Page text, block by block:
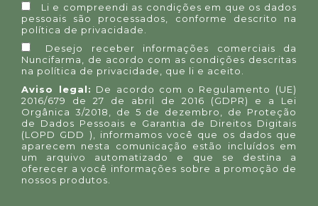
Li e compreendi as condições em que os dados
pessoais são processados, conforme descrito na
política de privacidade
Desejo receber informações comerciais da
Nuncifarma, de acordo com as condições descritas
na política de privacidade
, que li e aceito.
Aviso legal: De acordo com o Regulamento (UE)
2016/679 de 27 de abril de 2016 (GDPR) e a Lei
Orgânica 3/2018, de 5 de dezembro, de Proteção
de Dados Pessoais e Garantia de Direitos Digitais
(LOPD GDD ), informamos você que os dados que
aparecem nesta comunicação estão incluídos em
um arquivo automatizado e que se destina a
oferecer a você informações sobre a promoção de
nossos produtos.